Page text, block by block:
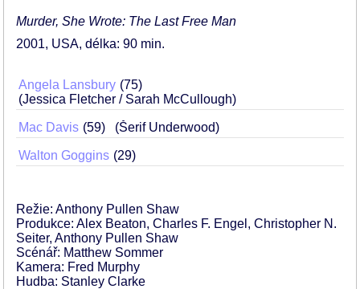
Murder, She Wrote: The Last Free Man
2001 USA délka: 90 min
Angela Lansbury 75
(Jessica Fletcher / Sarah McCullough)
Mac Davis 59 (Šerif Underwood)
Walton Goggins 29
Režie: Anthony Pullen Shaw
Produkce: Alex Beaton, Charles F. Engel, Christopher N.
Seiter, Anthony Pullen Shaw
Scénář: Matthew Sommer
Kamera: Fred Murphy
Hudba: Stanley Clarke